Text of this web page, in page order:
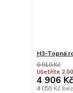
H3-Topná
6 910 Kč
Ušetříte 2
4 906 Kč
4 055 Kč